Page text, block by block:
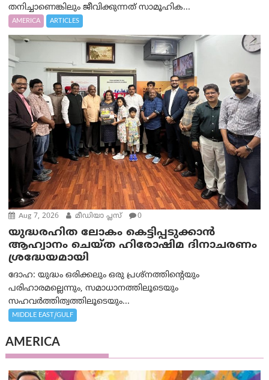
തനിച്ചാണെങ്കിലും ജീവിക്കുന്നത് സാമൂഹിക...
AMERICA ARTICLES
Aug 7, 2026 മീഡിയാ പ്ലസ് 0
യുദ്ധരഹിത ലോകം കെട്ടിപ്പടുക്കാന്‍
ആഹ്വാനം ചെയ്ത ഹിരോഷിമ ദിനാചരണം
ശ്രദ്ധേയമായി
ദോഹ: യുദ്ധം ഒരിക്കലും ഒരു പ്രശ്‌നത്തിന്റെയും
പരിഹാരമല്ലെന്നും, സമാധാനത്തിലൂടെയും
സഹവര്‍ത്തിത്വത്തിലൂടെയും...
MIDDLE EAST/GULF
AMERICA